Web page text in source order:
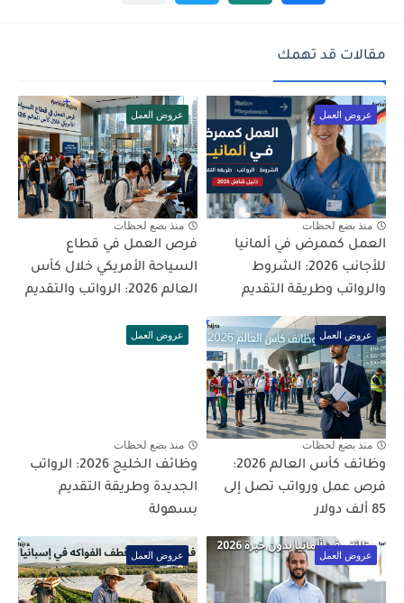
مقالات قد تهمك
عروض العمل
منذ بضع لحظات
العمل كممرض في ألمانيا
للأجانب 2026: الشروط
والرواتب وطريقة التقديم
عروض العمل
منذ بضع لحظات
فرص العمل في قطاع
السياحة الأمريكي خلال كأس
العالم 2026: الرواتب والتقديم
عروض العمل
منذ بضع لحظات
وظائف كأس العالم 2026:
فرص عمل ورواتب تصل إلى
85 ألف دولار
عروض العمل
منذ بضع لحظات
وظائف الخليج 2026: الرواتب
الجديدة وطريقة التقديم
بسهولة
عروض العمل عروض العمل